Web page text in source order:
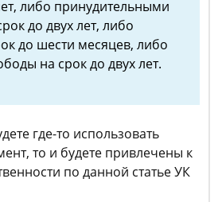
либо принудительными
до двух лет, либо
до шести месяцев, либо
на срок до двух лет.
где-то использовать
то и будете привлечены к
по данной статье УК